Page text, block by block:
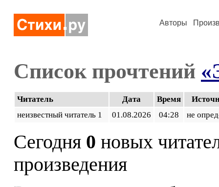
Авторы
Список прочтений
Читатель Дата Время
неизвестный читатель 1
01.08.2026 04:28 не
Сегодня 0 новых
произведения